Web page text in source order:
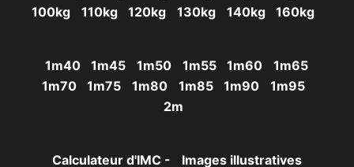
100kg
110kg 120kg 130kg 140kg 160kg
1m40 1m45 1m50 1m55 1m60
1m65
1m70
1m75 1m80 1m85 1m90
1m95
2m
Calculateur d'IMC - Images illustratives